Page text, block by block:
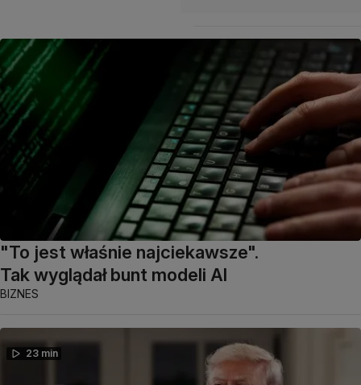
"To jest właśnie najciekawsze".
Tak wyglądał bunt modeli AI
BIZNES
23 min